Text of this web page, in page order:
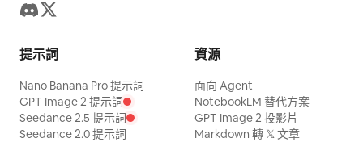
提示詞
Nano Banana Pro 提示詞
GPT Image 2 提示詞
Seedance 2.5 提示詞
Seedance 2.0 提示詞
資源
面向 Agent
NotebookLM 替代方案
GPT Image 2 投影片
Markdown 轉 𝕏 文章